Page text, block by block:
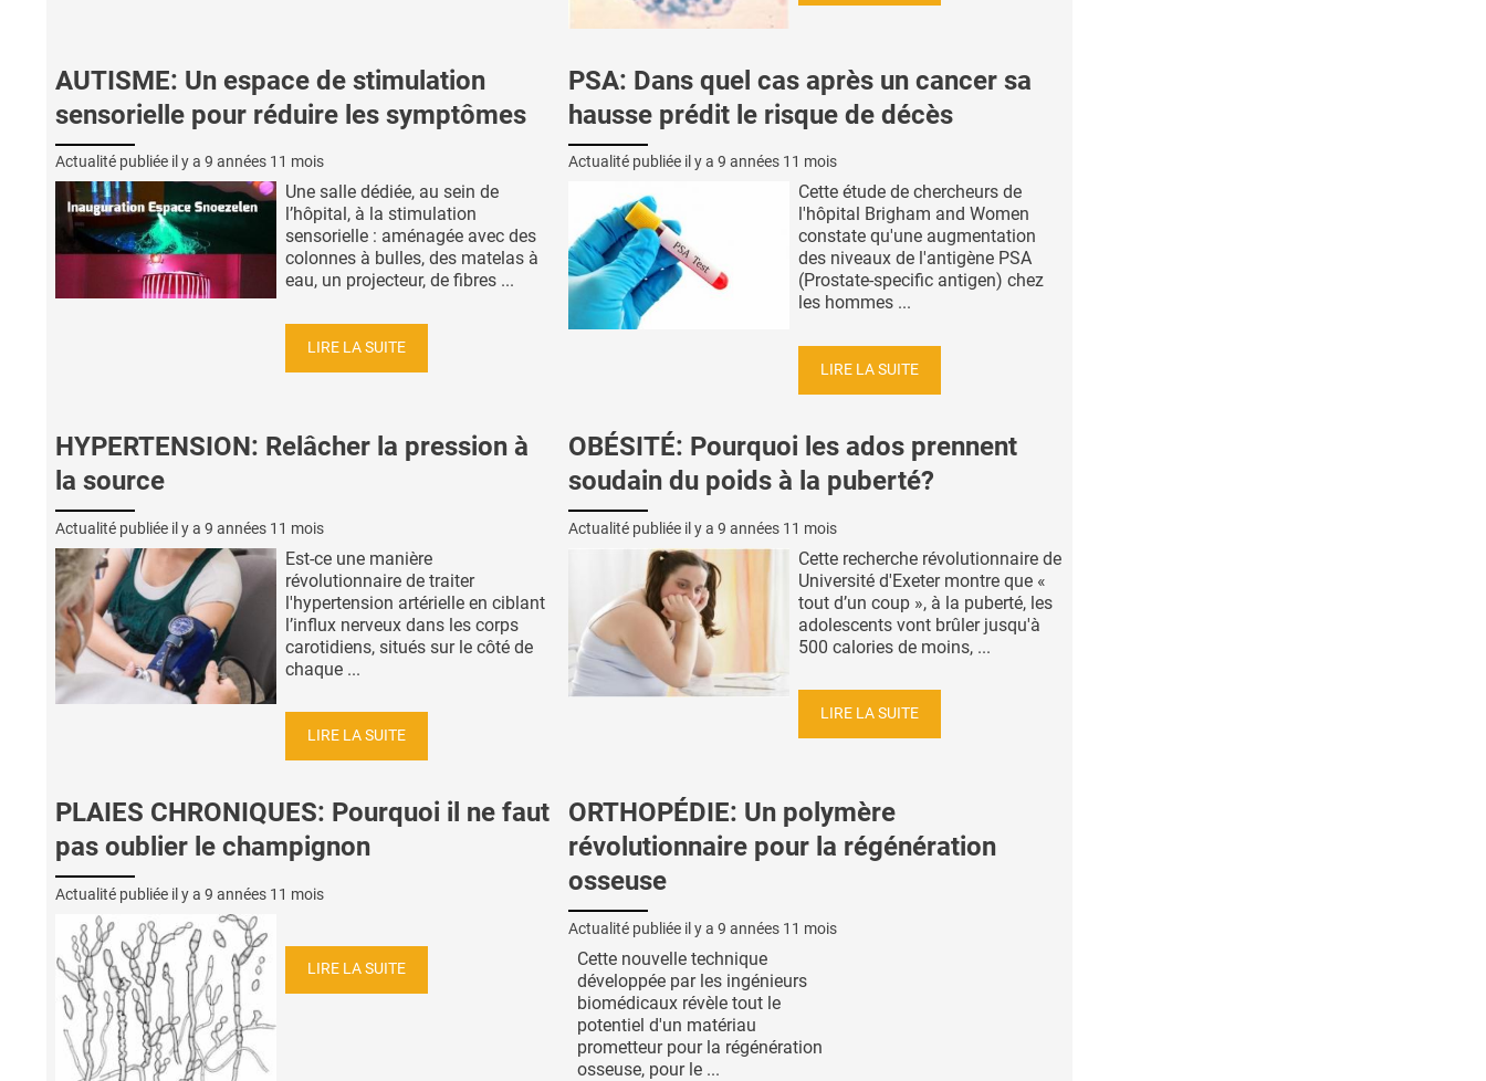
AUTISME: Un espace de stimulation
sensorielle pour réduire les symptômes
Actualité publiée il y a 9 années 11 mois
Une salle dédiée, au sein de
l’hôpital, à la stimulation
sensorielle : aménagée avec des
colonnes à bulles, des matelas à
eau, un projecteur, de fibres ...
LIRE LA SUITE
PSA: Dans quel cas après un cancer sa
hausse prédit le risque de décès
Actualité publiée il y a 9 années 11 mois
Cette étude de chercheurs de
l'hôpital Brigham and Women
constate qu'une augmentation
des niveaux de l'antigène PSA
(Prostate-specific antigen) chez
les hommes ...
LIRE LA SUITE
HYPERTENSION: Relâcher la pression à
la source
Actualité publiée il y a 9 années 11 mois
Est-ce une manière
révolutionnaire de traiter
l'hypertension artérielle en ciblant
l’influx nerveux dans les corps
carotidiens, situés sur le côté de
chaque ...
LIRE LA SUITE
OBÉSITÉ: Pourquoi les ados prennent
soudain du poids à la puberté?
Actualité publiée il y a 9 années 11 mois
Cette recherche révolutionnaire de
Université d'Exeter montre que «
tout d’un coup », à la puberté, les
adolescents vont brûler jusqu'à
500 calories de moins, ...
LIRE LA SUITE
PLAIES CHRONIQUES: Pourquoi il ne faut
pas oublier le champignon
Actualité publiée il y a 9 années 11 mois
LIRE LA SUITE
ORTHOPÉDIE: Un polymère
révolutionnaire pour la régénération
osseuse
Actualité publiée il y a 9 années 11 mois
Cette nouvelle technique
développée par les ingénieurs
biomédicaux révèle tout le
potentiel d'un matériau
prometteur pour la régénération
osseuse, pour le ...